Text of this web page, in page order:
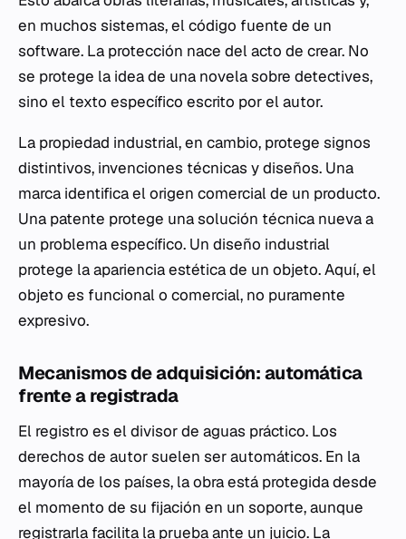
en muchos sistemas, el código fuente de un
software. La protección nace del acto de crear. No
se protege la idea de una novela sobre detectives,
sino el texto específico escrito por el autor.
La propiedad industrial, en cambio, protege signos
distintivos, invenciones técnicas y diseños. Una
marca identifica el origen comercial de un producto.
Una patente protege una solución técnica nueva a
un problema específico. Un diseño industrial
protege la apariencia estética de un objeto. Aquí, el
objeto es funcional o comercial, no puramente
expresivo.
Mecanismos de adquisición: automática
frente a registrada
El registro es el divisor de aguas práctico. Los
derechos de autor suelen ser automáticos. En la
mayoría de los países, la obra está protegida desde
el momento de su fijación en un soporte, aunque
registrarla facilita la prueba ante un juicio. La